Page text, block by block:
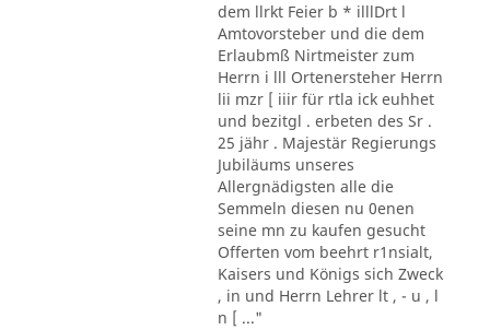
dem llrkt Feier b * illlDrt l
Amtovorsteber und die dem
Erlaubmß Nirtmeister zum
Herrn i lll Ortenersteher Herrn
lii mzr [ iiir für rtla ick euhhet
und bezitgl . erbeten des Sr .
25 jähr . Majestär Regierungs
Jubiläums unseres
Allergnädigsten alle die
Semmeln diesen nu 0enen
seine mn zu kaufen gesucht
Offerten vom beehrt r1nsialt,
Kaisers und Königs sich Zweck
, in und Herrn Lehrer lt , - u , l
n [ ..."